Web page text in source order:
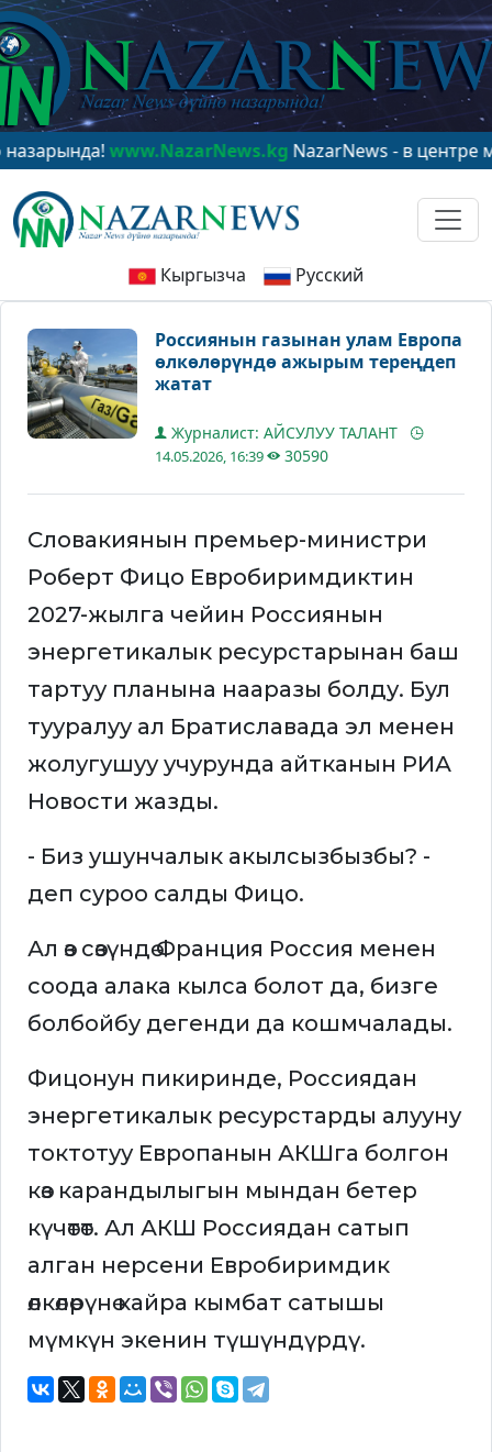
www.NazarNews.kgNazarNews - в центре
Кыргызча Русский
Россиянын газынан улам Европа
өлкөлөрүндө ажырым тереңдеп
жатат
Журналист: АЙСУЛУУ ТАЛАНТ
14.05.2026, 16:39 30590
Словакиянын премьер-министри
Роберт Фицо Евробиримдиктин
2027-жылга чейин Россиянын
энергетикалык ресурстарынан баш
тартуу планына нааразы болду. Бул
тууралуу ал Братиславада эл менен
жолугушуу учурунда айтканын РИА
Новости жазды.
- Биз ушунчалык акылсызбызбы? -
деп суроо салды Фицо.
Ал өз сөзүндө Франция Россия менен
соода алака кылса болот да, бизге
болбойбу дегенди да кошмчалады.
Фицонун пикиринде, Россиядан
энергетикалык ресурстарды алууну
токтотуу Европанын АКШга болгон
көз карандылыгын мындан бетер
күчөтөт. Ал АКШ Россиядан сатып
алган нерсени Евробиримдик
өлкөлөрүнө кайра кымбат сатышы
мүмкүн экенин түшүндүрдү.